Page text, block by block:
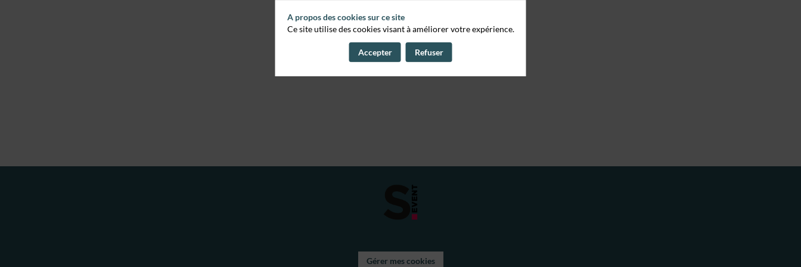
Gérer mes cookies
A propos des cookies sur ce site
Ce site utilise des cookies visant à améliorer votre expérience.
Accepter Refuser